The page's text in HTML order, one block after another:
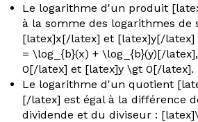
Le logarithme d'un produit
à la somme des logarithmes de
[latex]x[/latex] et [latex]y[/latex]
= \log_{b}(x) + \log_{b}(y)[/
0[/latex] et [latex]y \gt 0[/latex].
Le logarithme d'un quotient
[/latex] est égal à la différence
dividende et du diviseur :